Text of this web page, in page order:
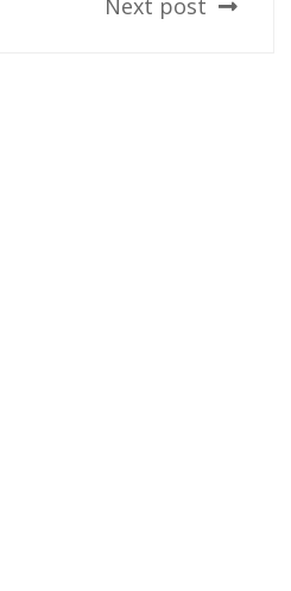
Next post